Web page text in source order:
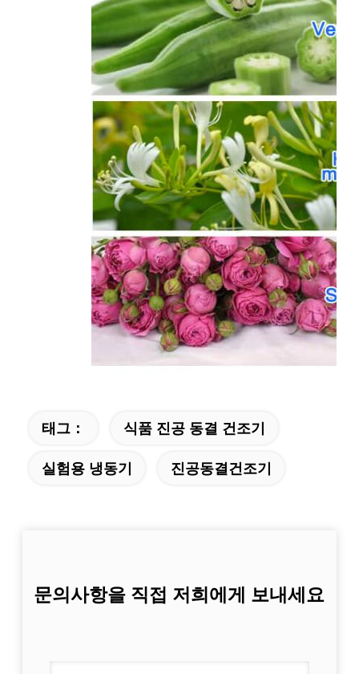
태그： 식품 진공 동결 건조기
실험용 냉동기 진공동결건조기
문의사항을 직접 저희에게 보내세요